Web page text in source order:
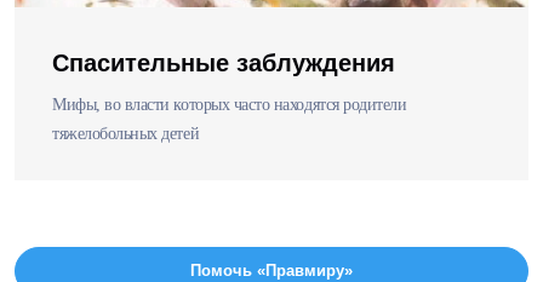
Спасительные заблуждения
Мифы, во власти которых часто находятся родители
тяжелобольных детей
Помочь «Правмиру»